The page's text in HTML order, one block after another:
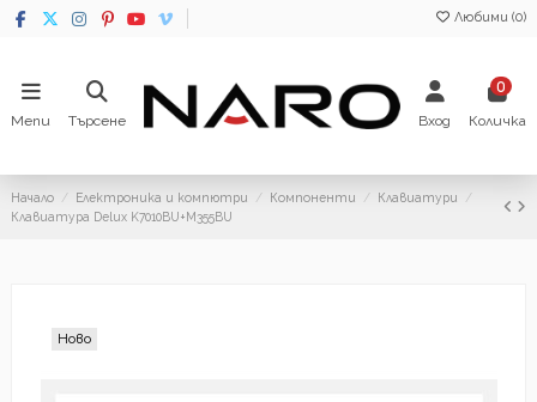
Любими (0)
Menu Търсене Вход
0
Количка
Начало Електроника и компютри Компоненти
Клавиатури
Клавиатура Delux K7010BU+M355BU
Ново